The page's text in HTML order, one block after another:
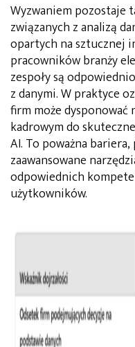
Wyzwaniem pozostaje
związanych z analizą
opartych na sztucznej
pracowników branży
zespoły są
z danymi. W praktyce
firm może dysponować
kadrowym do
AI. To poważna
zaawansowane
odpowiednich
użytkowników.